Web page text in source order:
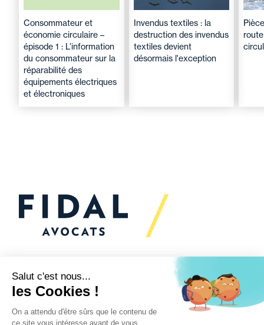
Consommateur et
économie circulaire –
épisode 1 : L’information
du consommateur sur la
réparabilité des
équipements électriques
et électroniques
Invendus textiles : la
destruction des invendus
textiles devient
désormais l'exception
Vous souhaitez échanger
avec nous ?
Nous sommes